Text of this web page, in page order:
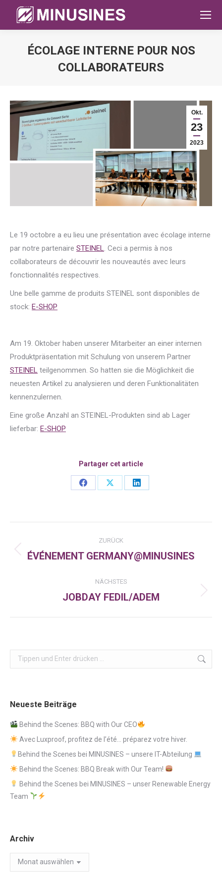
ÉCOLAGE INTERNE POUR NOS
COLLABORATEURS
Okt.
23
2023
Le 19 octobre a eu lieu une présentation avec écolage interne
par notre partenaire STEINEL. Ceci a permis à nos
collaborateurs de découvrir les nouveautés avec leurs
fonctionnalités respectives.
Une belle gamme de produits STEINEL sont disponibles de
stock: E-SHOP
Am 19. Oktober haben unserer Mitarbeiter an einer internen
Produktpräsentation mit Schulung von unserem Partner
STEINEL teilgenommen. So hatten sie die Möglichkeit die
neuesten Artikel zu analysieren und deren Funktionalitäten
kennenzulernen.
Eine große Anzahl an STEINEL-Produkten sind ab Lager
lieferbar: E-SHOP
Partager cet article
Share
Share
Share
Kommentarnavigation
ZURÜCK
Vorheriger
ÉVÉNEMENT GERMANY@MINUSINES
NÄCHSTES
Nächster
JOBDAY FEDIL/ADEM
Search:
Neueste Beiträge
Behind the Scenes: BBQ with Our CEO
Avec Luxproof, profitez de l’été… préparez votre hiver.
Behind the Scenes bei MINUSINES – unsere IT-Abteilung
Behind the Scenes: BBQ Break with Our Team!
Behind the Scenes bei MINUSINES – unser Renewable Energy
Team
Archiv
Archiv